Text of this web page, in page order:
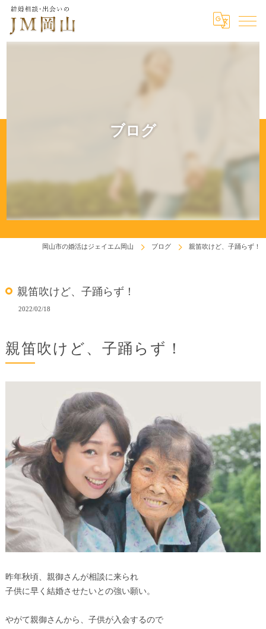
ブログ
岡山市の婚活はジェイエム岡山 ブログ 親笛吹けど、子踊らず！
親笛吹けど、子踊らず！
2022/02/18
親笛吹けど、子踊らず！
昨年秋頃、親御さんが相談に来られ
子供に早く結婚させたいとの強い願い。
やがて親御さんから、子供が入会するので